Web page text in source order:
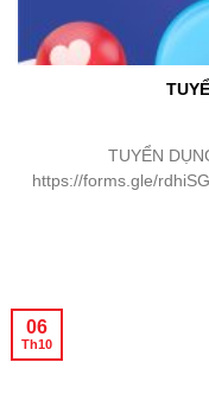
TUYỂN
https://forms.gle/
06
Th10